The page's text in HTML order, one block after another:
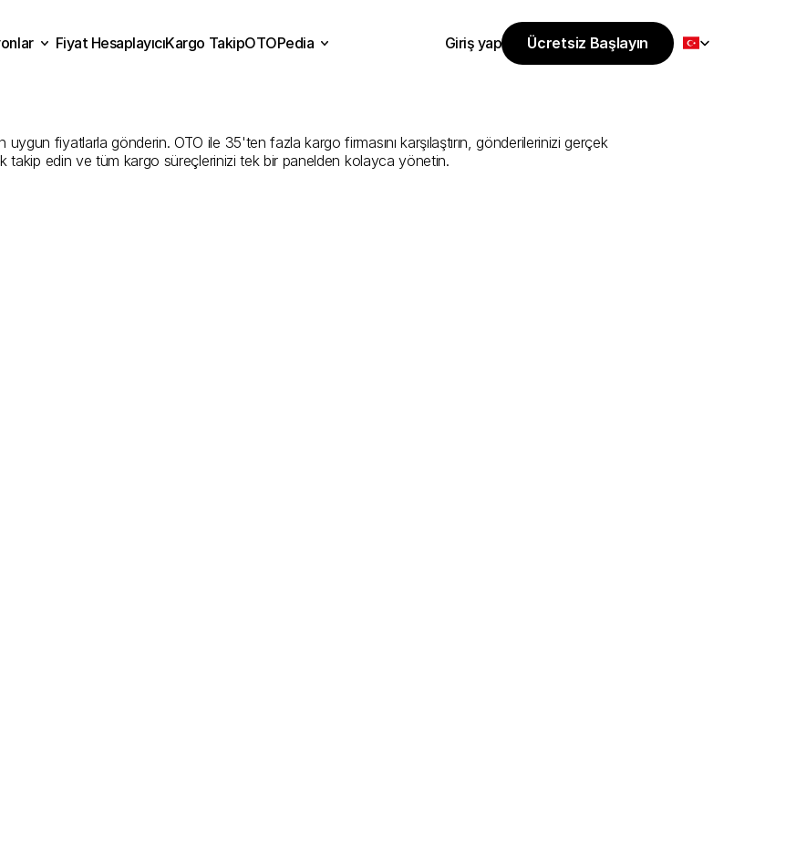
SunanEnİyi
fiyatlarla gönderin. OTO ile 35'ten fazla kargo firmasını karşılaştırın, gönderilerinizi gerçek
takip edin ve tüm kargo süreçlerinizi tek bir panelden kolayca yönetin.
Fiyat HesaplayıcıKargo TakipOTOPedia
Giriş yap
Ücretsiz Başlayın
Ücretsiz Başlayın